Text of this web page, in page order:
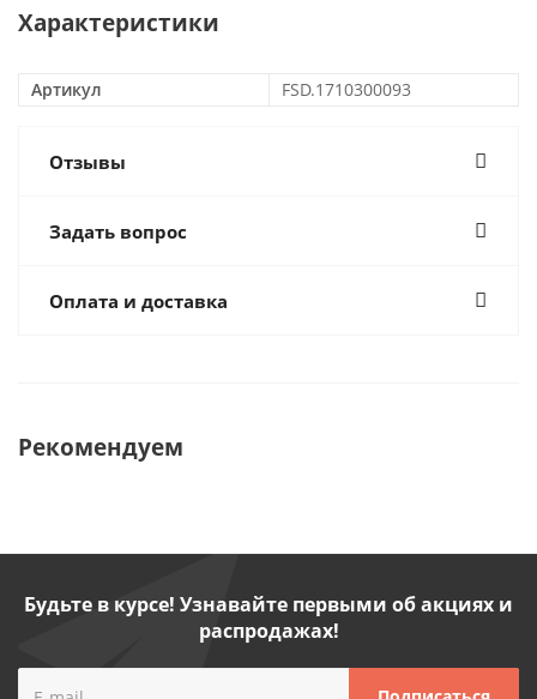
Характеристики
Артикул FSD.1710300093
Отзывы
Задать вопрос
Оплата и доставка
Рекомендуем
Будьте в курсе! Узнавайте первыми об акциях и
распродажах!